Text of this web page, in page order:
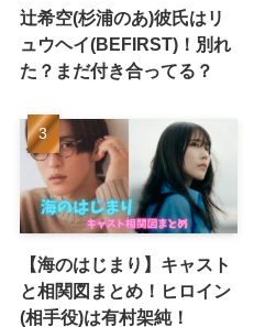
辻希空(杉浦のあ)彼氏はリ
ュウヘイ(BEFIRST)！別れ
た？まだ付き合ってる？
【海のはじまり】キャスト
と相関図まとめ！ヒロイン
(相手役)は有村架純！